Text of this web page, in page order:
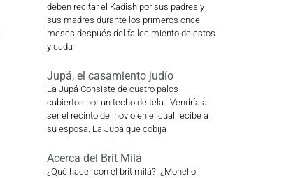
deben recitar el Kadish por sus padres y
sus madres durante los primeros once
meses después del fallecimiento de estos
y cada
Jupá, el casamiento judío
La Jupá Consiste de cuatro palos
cubiertos por un techo de tela. Vendría a
ser el recinto del novio en el cual recibe a
su esposa. La Jupá que cobija
Acerca del Brit Milá
¿Qué hacer con el brit milá? ¿Mohel o